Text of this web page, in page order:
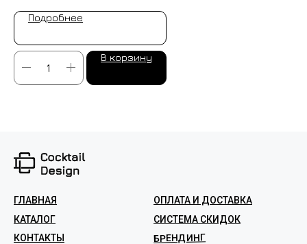
Подробнее
В корзину
ГЛАВНАЯ
ОПЛАТА И ДОСТАВКА
СИСТЕМА СКИДОК
КОНТАКТЫ
КАТАЛОГ
БРЕНДИНГ